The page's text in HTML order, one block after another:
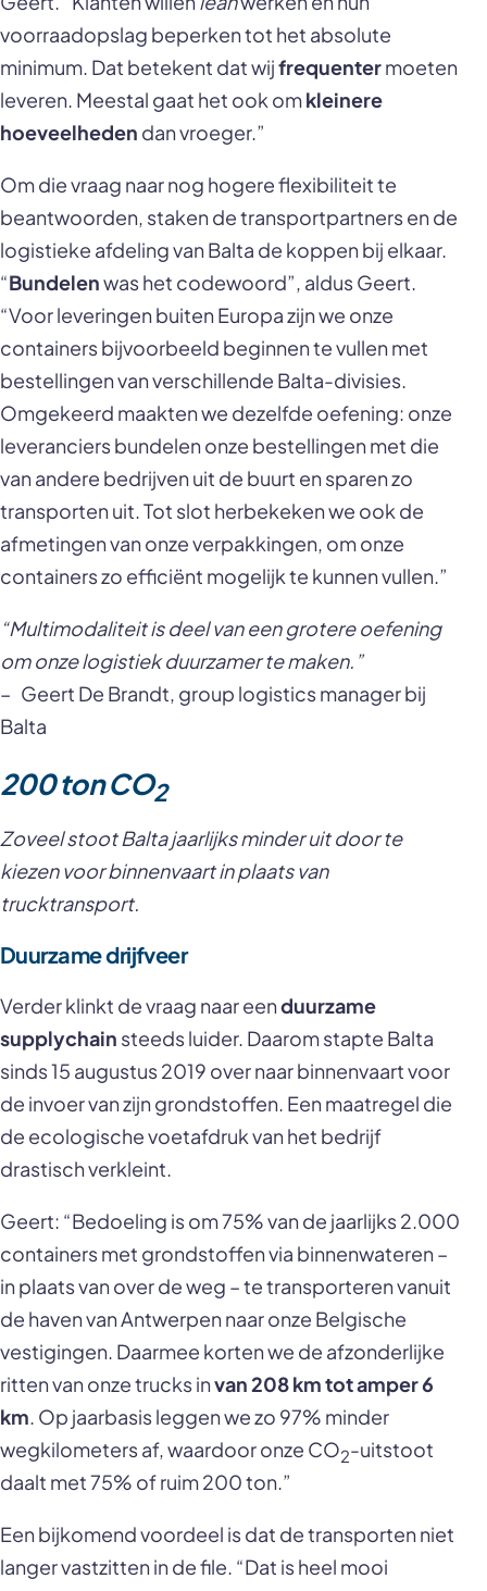
voorraadopslag beperken tot het absolute
minimum. Dat betekent dat wijfrequentermoeten
leveren. Meestal gaat het ook omkleinere
hoeveelhedendan vroeger.”
Om die vraag naar nog hogere flexibiliteit te
beantwoorden, staken de transportpartners en de
logistieke afdeling van Balta de koppen bij elkaar.
“Bundelenwas het codewoord”, aldus Geert.
“Voor leveringen buiten Europa zijn we onze
containers bijvoorbeeld beginnen te vullen met
bestellingen van verschillende Balta-divisies.
Omgekeerd maakten we dezelfde oefening: onze
leveranciers bundelen onze bestellingen met die
van andere bedrijven uit de buurt en sparen zo
transporten uit. Tot slot herbekeken we ook de
afmetingen van onze verpakkingen, om onze
containers zo efficiënt mogelijk te kunnen vullen.”
“Multimodaliteit is deel van een grotere oefening
om onze logistiek duurzamer te maken.”
– Geert De Brandt, group logistics manager bij
Balta
200 ton CO2
Zoveel stoot Balta jaarlijks minder uit door te
kiezen voor binnenvaart in plaats van
trucktransport.
Duurzame drijfveer
Verder klinkt de vraag naar eenduurzame
supplychainsteeds luider. Daarom stapte Balta
sinds 15 augustus 2019 over naar binnenvaart voor
de invoer van zijn grondstoffen. Een maatregel die
de ecologische voetafdruk van het bedrijf
drastisch verkleint.
Geert: “Bedoeling is om 75% van de jaarlijks 2.000
containers met grondstoffen via binnenwateren –
in plaats van over de weg – te transporteren vanuit
de haven van Antwerpen naar onze Belgische
vestigingen. Daarmee korten we de afzonderlijke
ritten van onze trucks invan 208 km tot amper 6
km. Op jaarbasis leggen we zo 97% minder
wegkilometers af, waardoor onze CO2-uitstoot
daalt met 75% of ruim 200 ton.”
Een bijkomend voordeel is dat de transporten niet
langer vastzitten in de file. “Dat is heel mooi